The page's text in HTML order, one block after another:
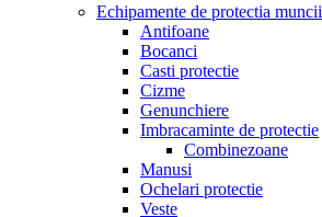
Echipamente de protectia muncii
Antifoane
Bocanci
Casti protectie
Cizme
Genunchiere
Imbracaminte de protectie
Combinezoane
Manusi
Ochelari protectie
Veste